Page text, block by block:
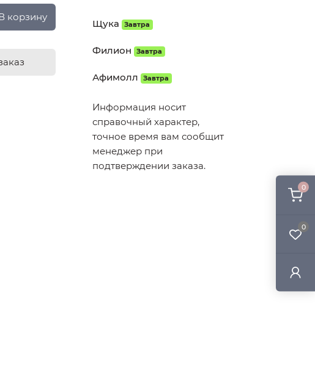
0
0
корзину
Щука Завтра
Филион Завтра
Афимолл Завтра
Информация носит
справочный характер,
точное время вам сообщит
менеджер при
подтверждении заказа.